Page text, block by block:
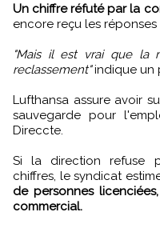
Un chiffre réfuté par la
encore reçu les
"Mais il est vrai que la
reclassement"indique un
Lufthansa assure avoir
sauvegarde pour
Direccte.
Si la direction refuse
chiffres, le syndicat
de personnes
commercial.